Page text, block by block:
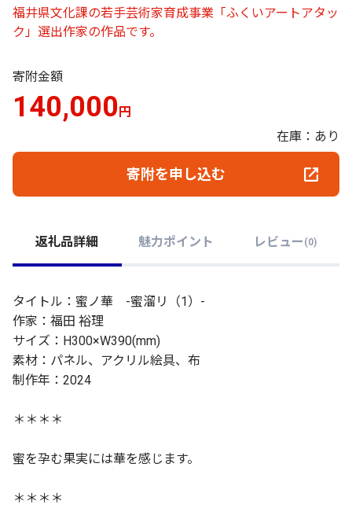
福井県文化課の若手芸術家育成事業「ふくいアートアタッ
ク」選出作家の作品です。
寄附金額
140,000 円
在庫：あり
寄附を申し込む
返礼品詳細 魅力ポイント レビュー (0)
タイトル：蜜ノ華 -蜜溜リ（1）-
作家：福田 裕理
サイズ：H300×W390(mm)
素材：パネル、アクリル絵具、布
制作年：2024
＊＊＊＊
蜜を孕む果実には華を感じます。
＊＊＊＊